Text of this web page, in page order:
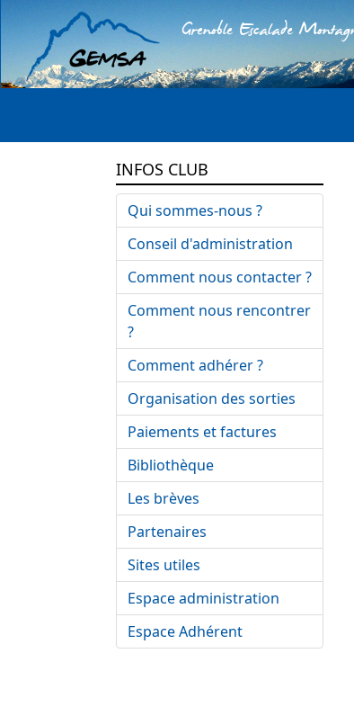
Grenoble Escalade
INFOS CLUB
Qui sommes-nous ?
Conseil d'administration
Comment nous contacter ?
Comment nous rencontrer
?
Comment adhérer ?
Organisation des sorties
Paiements et factures
Bibliothèque
Les brèves
Partenaires
Sites utiles
Espace administration
Espace Adhérent